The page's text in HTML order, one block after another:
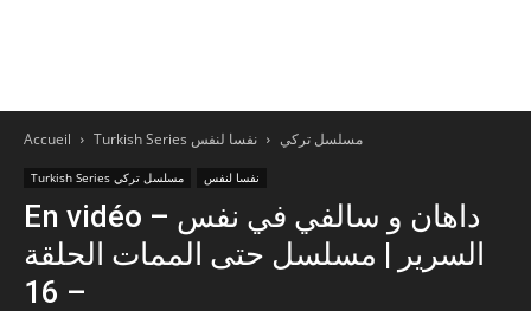
Accueil Turkish Series مسلسل تركي نفسا لنفس
Turkish Series مسلسل تركي نفسا لنفس
En vidéo – داهان و سالفي في نفس
السرير | مسلسل حتى الممات الحلقة
– 16